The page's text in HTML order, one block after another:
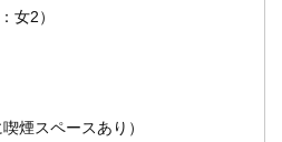
女2）
煙スペースあり）